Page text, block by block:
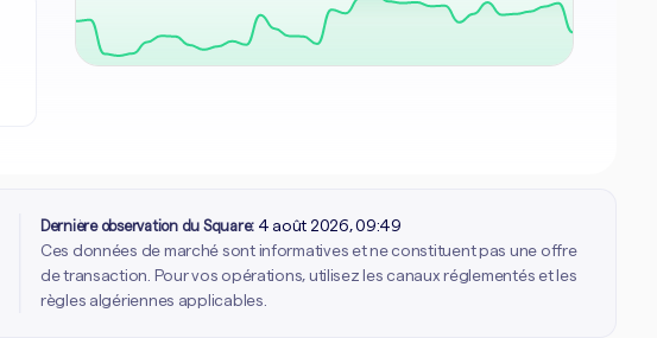
Dernière observation du Square: 4 août 2026, 09:49
Ces données de marché sont informatives et ne constituent pas une offre
de transaction. Pour vos opérations, utilisez les canaux réglementés et les
règles algériennes applicables.